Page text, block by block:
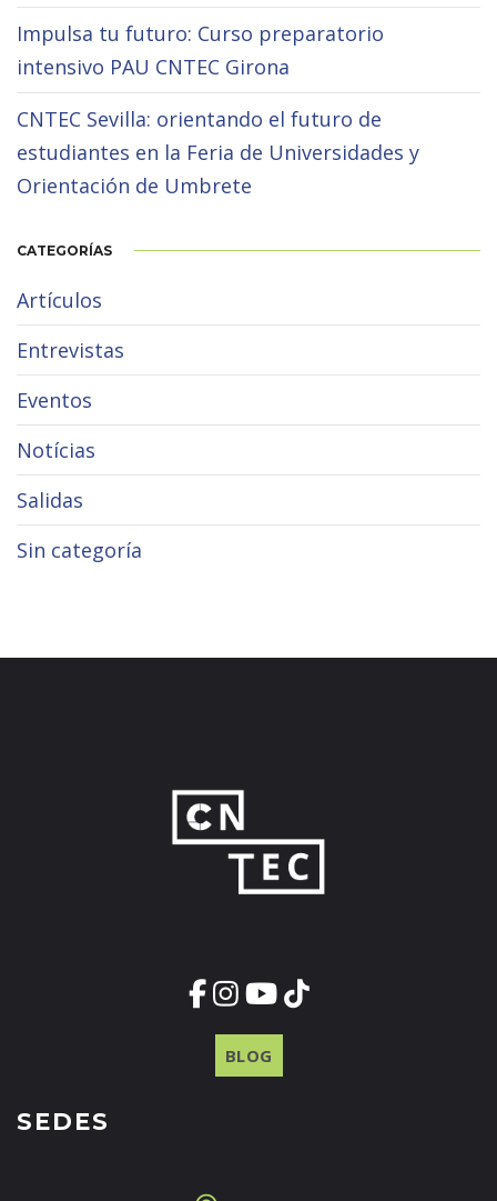
Impulsa tu futuro: Curso preparatorio
intensivo PAU CNTEC Girona
CNTEC Sevilla: orientando el futuro de
estudiantes en la Feria de Universidades y
Orientación de Umbrete
CATEGORÍAS
Artículos
Entrevistas
Eventos
Notícias
Salidas
Sin categoría
BLOG
SEDES